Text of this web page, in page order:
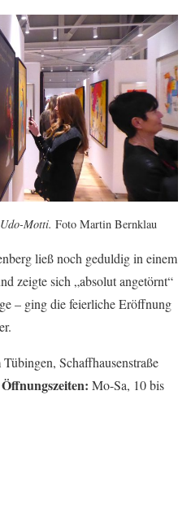
Motti. Foto Martin Bernklau
ließ noch geduldig in einem
zeigte sich „absolut angetörnt“
– ging die feierliche Eröffnung
Schaffhausenstraße
Öffnungszeiten: Mo-Sa, 10 bis